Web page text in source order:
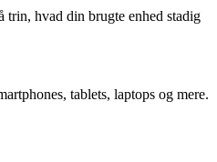
trin, hvad din brugte enhed stadig
tablets, laptops og mere.